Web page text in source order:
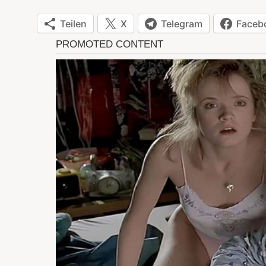
Teilen X Telegram